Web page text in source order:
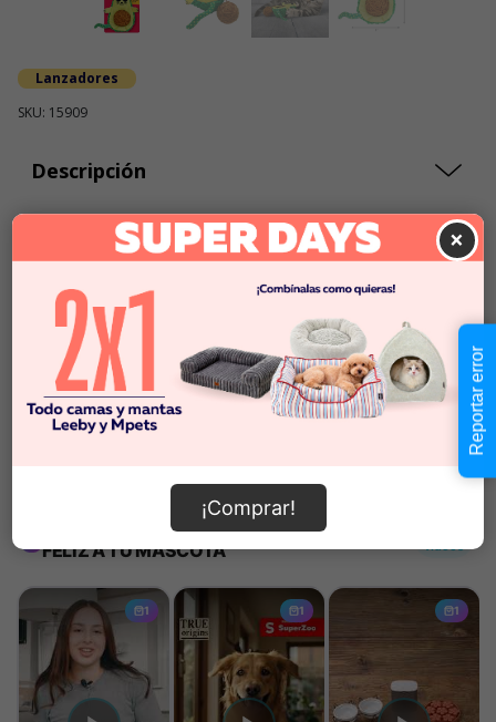
Lanzadores
SKU: 15909
Descripción
Cantidad:
-
Añadir al carrito
Información de envío
×
¡Comprar!
Reportar error